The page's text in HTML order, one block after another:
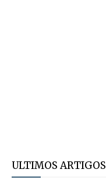
ULTIMOS ARTIGOS